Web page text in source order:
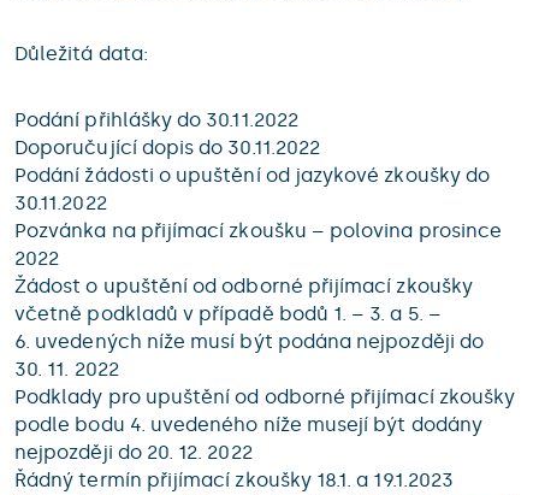
Důležitá data:
Podání přihlášky do 30.11.2022
Doporučující dopis do 30.11.2022
Podání žádosti o upuštění od jazykové zkoušky do
30.11.2022
Pozvánka na přijímací zkoušku – polovina prosince
2022
Žádost o upuštění od odborné přijímací zkoušky
včetně podkladů v případě bodů 1. – 3. a 5. –
6. uvedených níže musí být podána nejpozději do
30. 11. 2022
Podklady pro upuštění od odborné přijímací zkoušky
podle bodu 4. uvedeného níže musejí být dodány
nejpozději do 20. 12. 2022
Řádný termín přijímací zkoušky 18.1. a 19.1.2023